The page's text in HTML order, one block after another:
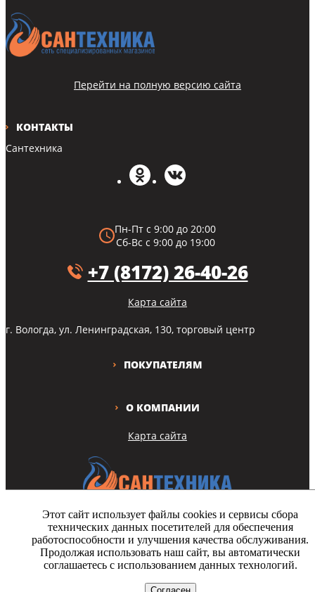
Copyright © Все права защищены
На этом сайте используются файлы cookie. Продолжая просмотр
сайта, вы разрешаете их использование.
Карта сайта
О КОМПАНИИ
ПОКУПАТЕЛЯМ
КОНТАКТЫ
Сантехника
Пн-Пт с 9:00 до 20:00
Сб-Вс с 9:00 до 19:00
+7 (8172) 26-40-26
Карта сайта
г. Вологда, ул. Ленинградская, 130, торговый центр
Перейти на полную версию сайта
Этот сайт использует файлы cookies и сервисы сбора
технических данных посетителей для обеспечения
работоспособности и улучшения качества обслуживания.
Продолжая использовать наш сайт, вы автоматически
соглашаетесь с использованием данных технологий.